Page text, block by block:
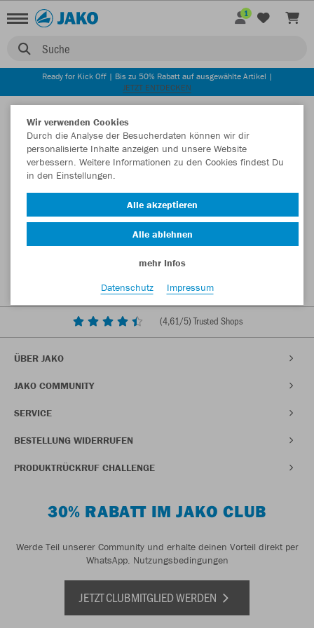
Suche
1
Ready for Kick Off | Bis zu 50% Rabatt auf ausgewählte Artikel |
JETZT ENTDECKEN
(4,61/5) Trusted Shops
ÜBER JAKO
JAKO COMMUNITY
SERVICE
BESTELLUNG WIDERRUFEN
PRODUKTRÜCKRUF CHALLENGE
30% RABATT IM JAKO CLUB
Werde Teil unserer Community und erhalte deinen Vorteil direkt per
WhatsApp. Nutzungsbedingungen
JETZT CLUBMITGLIED WERDEN
Wir verwenden Cookies
Durch die Analyse der Besucherdaten können wir dir
personalisierte Inhalte anzeigen und unsere Website
verbessern. Weitere Informationen zu den Cookies findest Du
in den Einstellungen.
Alle akzeptieren
Alle ablehnen
mehr Infos
Datenschutz
Impressum